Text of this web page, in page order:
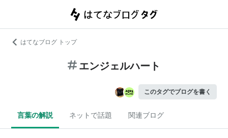
はてなブログ トップ
エンジェルハート
このタグでブログを書く
言葉の解説 ネットで話題 関連ブログ